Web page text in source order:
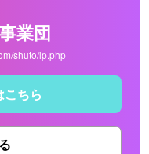
業団
shuto/lp.php
ちら